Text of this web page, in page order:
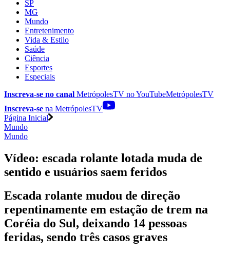
SP
MG
Mundo
Entretenimento
Vida & Estilo
Saúde
Ciência
Esportes
Especiais
Inscreva-se no canal MetrópolesTV noYouTubeMetrópolesTV
Inscreva-se na MetrópolesTV
Página Inicial
Mundo
Mundo
Vídeo: escada rolante lotada muda de
sentido e usuários saem feridos
Escada rolante mudou de direção
repentinamente em estação de trem na
Coréia do Sul, deixando 14 pessoas
feridas, sendo três casos graves